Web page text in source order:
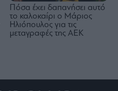
Πόσα έχει δαπανήσει αυτό
το καλοκαίρι ο Μάριος
Ηλιόπουλος για τις
μεταγραφές της ΑΕΚ